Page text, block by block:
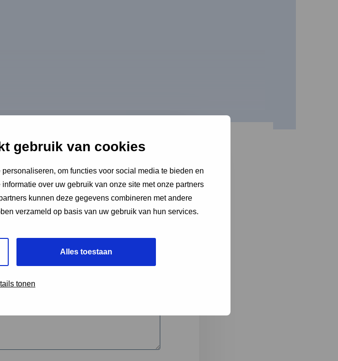
gebruik van cookies
om functies voor social media te bieden en
over uw gebruik van onze site met onze partners
kunnen deze gegevens combineren met andere
verzameld op basis van uw gebruik van hun services.
Alles toestaan
tonen
2
3